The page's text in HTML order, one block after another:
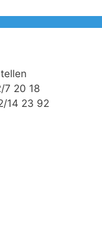
7 20 18
14 23 92